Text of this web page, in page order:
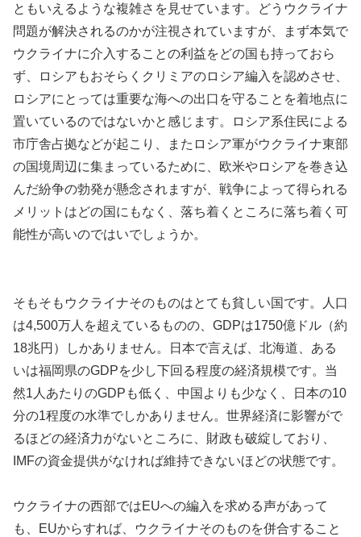
ともいえるような複雑さを見せています。どうウクライナ
問題が解決されるのかが注視されていますが、まず本気で
ウクライナに介入することの利益をどの国も持っておら
ず、ロシアもおそらくクリミアのロシア編入を認めさせ、
ロシアにとっては重要な海への出口を守ることを着地点に
置いているのではないかと感じます。ロシア系住民による
市庁舎占拠などが起こり、またロシア軍がウクライナ東部
の国境周辺に集まっているために、欧米やロシアを巻き込
んだ紛争の勃発が懸念されますが、戦争によって得られる
メリットはどの国にもなく、落ち着くところに落ち着く可
能性が高いのではいでしょうか。
そもそもウクライナそのものはとても貧しい国です。人口
は4,500万人を超えているものの、GDPは1750億ドル（約
18兆円）しかありません。日本で言えば、北海道、ある
いは福岡県のGDPを少し下回る程度の経済規模です。当
然1人あたりのGDPも低く、中国よりも少なく、日本の10
分の1程度の水準でしかありません。世界経済に影響がで
るほどの経済力がないところに、財政も破綻しており、
IMFの資金提供がなければ維持できないほどの状態です。
ウクライナの西部ではEUへの編入を求める声があって
も、EUからすれば、ウクライナそのものを併合すること